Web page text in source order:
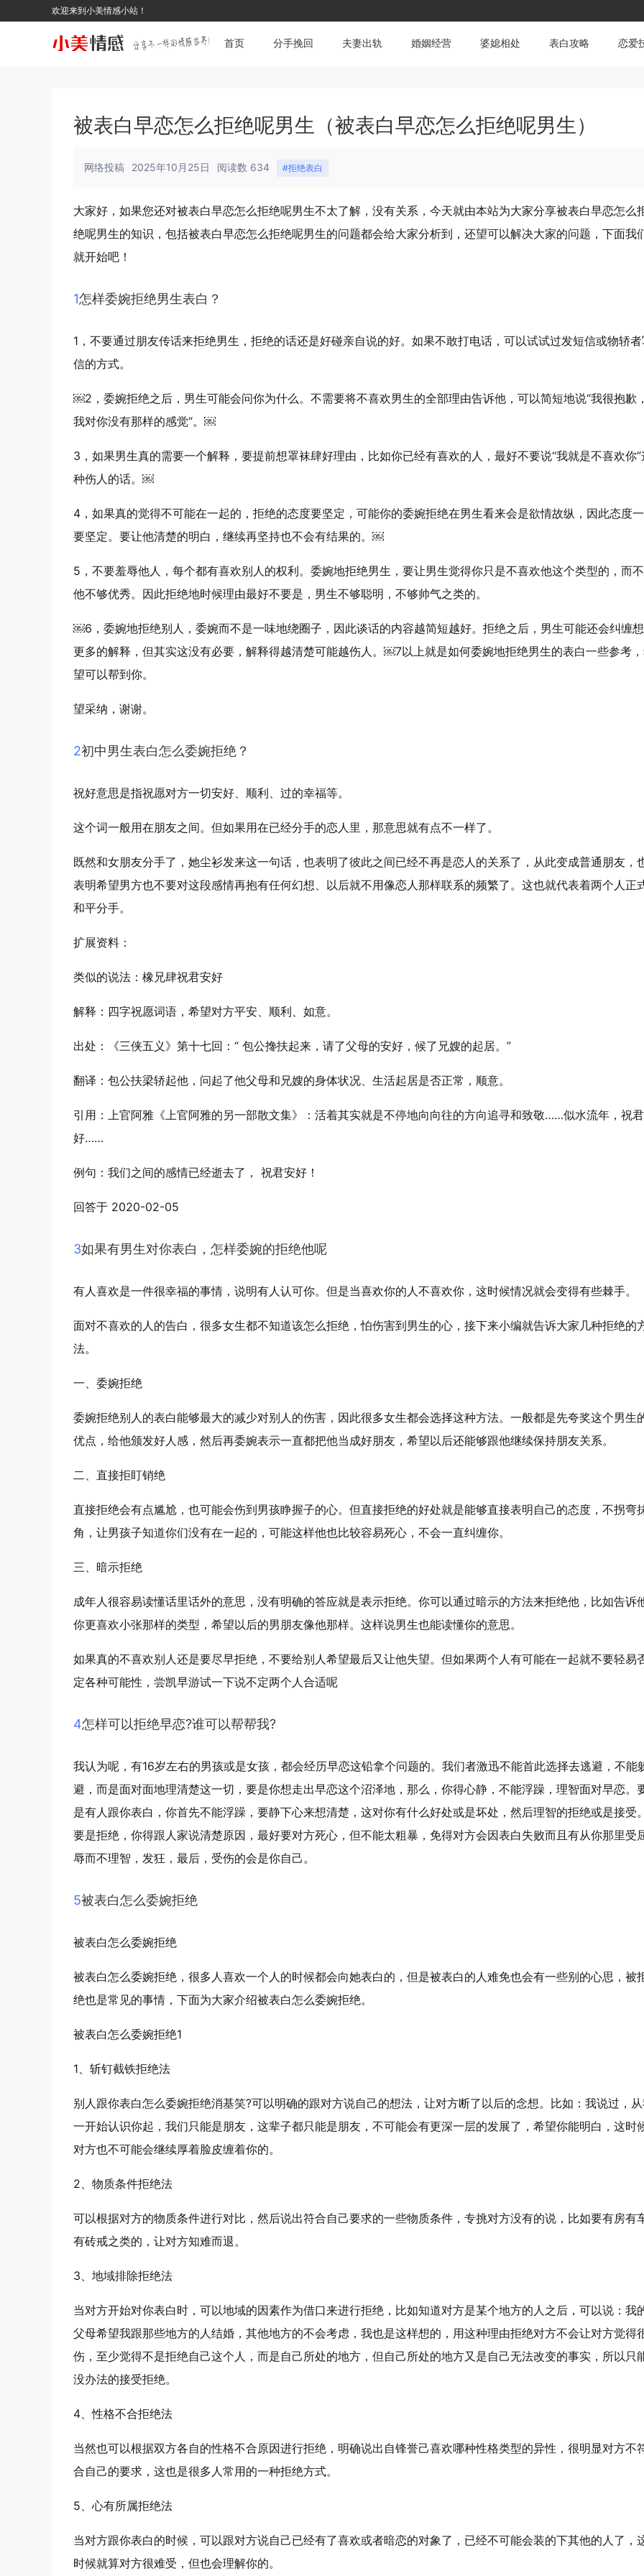
欢迎来到小美情感小站！
首页 分手挽回 夫妻出轨 婚姻经营 婆媳相处 表白攻略 恋爱
被表白早恋怎么拒绝呢男生（被表白早恋怎么拒绝呢男生）
网络投稿 2025年10月25日 阅读数 634 #拒绝表白
大家好，如果您还对被表白早恋怎么拒绝呢男生不太了解，没有关系，今天就由本站为大家分享被表白早恋怎么
绝呢男生的知识，包括被表白早恋怎么拒绝呢男生的问题都会给大家分析到，还望可以解决大家的问题，下面我
就开始吧！
1怎样委婉拒绝男生表白？
1，不要通过朋友传话来拒绝男生，拒绝的话还是好碰亲自说的好。如果不敢打电话，可以试试过发短信或物轿
信的方式。
￼2，委婉拒绝之后，男生可能会问你为什么。不需要将不喜欢男生的全部理由告诉他，可以简短地说“我很抱歉
我对你没有那样的感觉“。￼
3，如果男生真的需要一个解释，要提前想罩袜肆好理由，比如你已经有喜欢的人，最好不要说“我就是不喜欢你”
种伤人的话。￼
4，如果真的觉得不可能在一起的，拒绝的态度要坚定，可能你的委婉拒绝在男生看来会是欲情故纵，因此态度
要坚定。要让他清楚的明白，继续再坚持也不会有结果的。￼
5，不要羞辱他人，每个都有喜欢别人的权利。委婉地拒绝男生，要让男生觉得你只是不喜欢他这个类型的，而
他不够优秀。因此拒绝地时候理由最好不要是，男生不够聪明，不够帅气之类的。
￼6，委婉地拒绝别人，委婉而不是一味地绕圈子，因此谈话的内容越简短越好。拒绝之后，男生可能还会纠缠
更多的解释，但其实这没有必要，解释得越清楚可能越伤人。￼7以上就是如何委婉地拒绝男生的表白一些参考
望可以帮到你。
望采纳，谢谢。
2初中男生表白怎么委婉拒绝？
祝好意思是指祝愿对方一切安好、顺利、过的幸福等。
这个词一般用在朋友之间。但如果用在已经分手的恋人里，那意思就有点不一样了。
既然和女朋友分手了，她尘衫发来这一句话，也表明了彼此之间已经不再是恋人的关系了，从此变成普通朋友，
表明希望男方也不要对这段感情再抱有任何幻想、以后就不用像恋人那样联系的频繁了。这也就代表着两个人正
和平分手。
扩展资料：
类似的说法：橡兄肆祝君安好
解释：四字祝愿词语，希望对方平安、顺利、如意。
出处：《三侠五义》第十七回：“ 包公搀扶起来，请了父母的安好，候了兄嫂的起居。”
翻译：包公扶梁轿起他，问起了他父母和兄嫂的身体状况、生活起居是否正常，顺意。
引用：上官阿雅《上官阿雅的另一部散文集》：活着其实就是不停地向向往的方向追寻和致敬……似水流年，祝
好……
例句：我们之间的感情已经逝去了， 祝君安好！
回答于 2020-02-05
3如果有男生对你表白，怎样委婉的拒绝他呢
有人喜欢是一件很幸福的事情，说明有人认可你。但是当喜欢你的人不喜欢你，这时候情况就会变得有些棘手。
面对不喜欢的人的告白，很多女生都不知道该怎么拒绝，怕伤害到男生的心，接下来小编就告诉大家几种拒绝的
法。
一、委婉拒绝
委婉拒绝别人的表白能够最大的减少对别人的伤害，因此很多女生都会选择这种方法。一般都是先夸奖这个男生
优点，给他颁发好人感，然后再委婉表示一直都把他当成好朋友，希望以后还能够跟他继续保持朋友关系。
二、直接拒盯销绝
直接拒绝会有点尴尬，也可能会伤到男孩睁握子的心。但直接拒绝的好处就是能够直接表明自己的态度，不拐弯
角，让男孩子知道你们没有在一起的，可能这样他也比较容易死心，不会一直纠缠你。
三、暗示拒绝
成年人很容易读懂话里话外的意思，没有明确的答应就是表示拒绝。你可以通过暗示的方法来拒绝他，比如告诉
你更喜欢小张那样的类型，希望以后的男朋友像他那样。这样说男生也能读懂你的意思。
如果真的不喜欢别人还是要尽早拒绝，不要给别人希望最后又让他失望。但如果两个人有可能在一起就不要轻易
定各种可能性，尝凯早游试一下说不定两个人合适呢
4怎样可以拒绝早恋?谁可以帮帮我?
我认为呢，有16岁左右的男孩或是女孩，都会经历早恋这铅拿个问题的。我们者激迅不能首此选择去逃避，不能
避，而是面对面地理清楚这一切，要是你想走出早恋这个沼泽地，那么，你得心静，不能浮躁，理智面对早恋。
是有人跟你表白，你首先不能浮躁，要静下心来想清楚，这对你有什么好处或是坏处，然后理智的拒绝或是接受
要是拒绝，你得跟人家说清楚原因，最好要对方死心，但不能太粗暴，免得对方会因表白失败而且有从你那里受
辱而不理智，发狂，最后，受伤的会是你自己。
5被表白怎么委婉拒绝
被表白怎么委婉拒绝
被表白怎么委婉拒绝，很多人喜欢一个人的时候都会向她表白的，但是被表白的人难免也会有一些别的心思，被
绝也是常见的事情，下面为大家介绍被表白怎么委婉拒绝。
被表白怎么委婉拒绝1
1、斩钉截铁拒绝法
别人跟你表白怎么委婉拒绝消基笑?可以明确的跟对方说自己的想法，让对方断了以后的念想。比如：我说过，
一开始认识你起，我们只能是朋友，这辈子都只能是朋友，不可能会有更深一层的发展了，希望你能明白，这时
对方也不可能会继续厚着脸皮缠着你的。
2、物质条件拒绝法
可以根据对方的物质条件进行对比，然后说出符合自己要求的一些物质条件，专挑对方没有的说，比如要有房有
有砖戒之类的，让对方知难而退。
3、地域排除拒绝法
当对方开始对你表白时，可以地域的因素作为借口来进行拒绝，比如知道对方是某个地方的人之后，可以说：我
父母希望我跟那些地方的人结婚，其他地方的不会考虑，我也是这样想的，用这种理由拒绝对方不会让对方觉得
伤，至少觉得不是拒绝自己这个人，而是自己所处的地方，但自己所处的地方又是自己无法改变的事实，所以只
没办法的接受拒绝。
4、性格不合拒绝法
当然也可以根据双方各自的性格不合原因进行拒绝，明确说出自锋誉己喜欢哪种性格类型的异性，很明显对方不
合自己的要求，这也是很多人常用的一种拒绝方式。
5、心有所属拒绝法
当对方跟你表白的时候，可以跟对方说自己已经有了喜欢或者暗恋的对象了，已经不可能会装的下其他的人了，
时候就算对方很难受，但也会理解你的。